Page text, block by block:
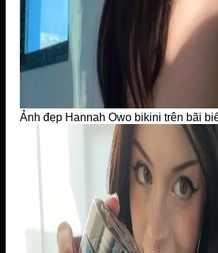
Ảnh đẹp Hannah Owo bikini trên bãi